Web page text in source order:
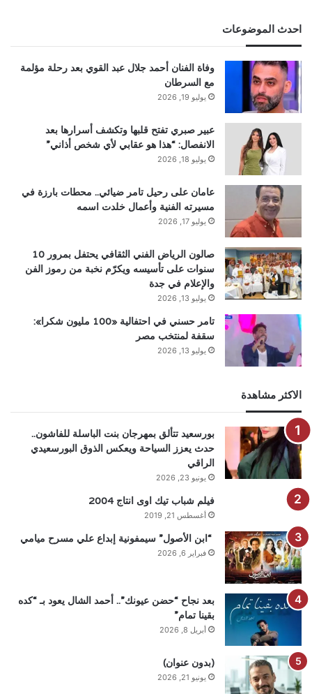
احدث الموضوعات
وفاة الفنان أحمد جلال عبد القوي بعد رحلة مؤلمة
مع السرطان
يوليو 19, 2026
عبير صبري تفتح قلبها وتكشف أسرارها بعد
الانفصال: “هذا هو عقابي لأي شخص أذاني”
يوليو 18, 2026
عامان على رحيل تامر ضيائي.. محطات بارزة في
مسيرته الفنية وأعمال خلدت اسمه
يوليو 17, 2026
صالون الرياض الفني الثقافي يحتفل بمرور 10
سنوات على تأسيسه ويكرّم نخبة من رموز الفن
والإعلام في جدة
يوليو 13, 2026
تامر حسني في احتفالية «100 مليون شكرا»:
سقفة لمنتخب مصر
يوليو 13, 2026
الاكثر مشاهدة
بورسعيد تتألق بمهرجان بنت الباسلة للفاشون..
حدث يعزز السياحة ويعكس الذوق البورسعيدي
الراقي
يونيو 23, 2026
فيلم شباب تيك اوى انتاج 2004
أغسطس 21, 2019
“ابن الأصول” سيمفونية إبداع علي مسرح ميامي
فبراير 6, 2026
بعد نجاح “حضن عيونك”.. أحمد الشال يعود بـ “كده
بقينا تمام”
أبريل 8, 2026
(بدون عنوان)
يونيو 21, 2026